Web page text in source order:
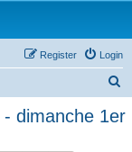
Login
Register
a
dimanche 1er